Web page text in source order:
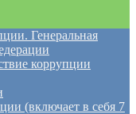
Генеральная
коррупции
(включает в себя 7